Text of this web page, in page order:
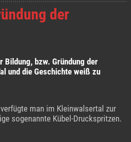
der
Bildung, bzw. Gründung der
und die Geschichte weiß zu
man im Kleinwalsertal zur
sogenannte Kübel-Druckspritzen.